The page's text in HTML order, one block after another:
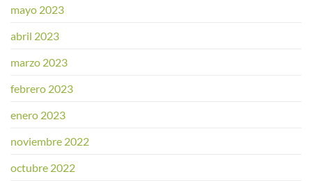
mayo 2023
abril 2023
marzo 2023
febrero 2023
enero 2023
noviembre 2022
octubre 2022